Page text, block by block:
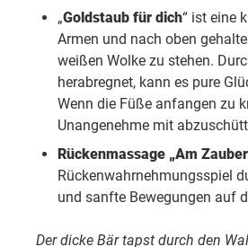
„Goldstaub für dich“ ist eine
Armen und nach oben
weißen Wolke zu stehen.
herabregnet, kann es pure
Wenn die Füße anfangen zu
Unangenehme mit
Rückenmassage „Am
Rückenwahrnehmungsspiel
und sanfte Bewegungen auf
Der dicke Bär tapst durch den